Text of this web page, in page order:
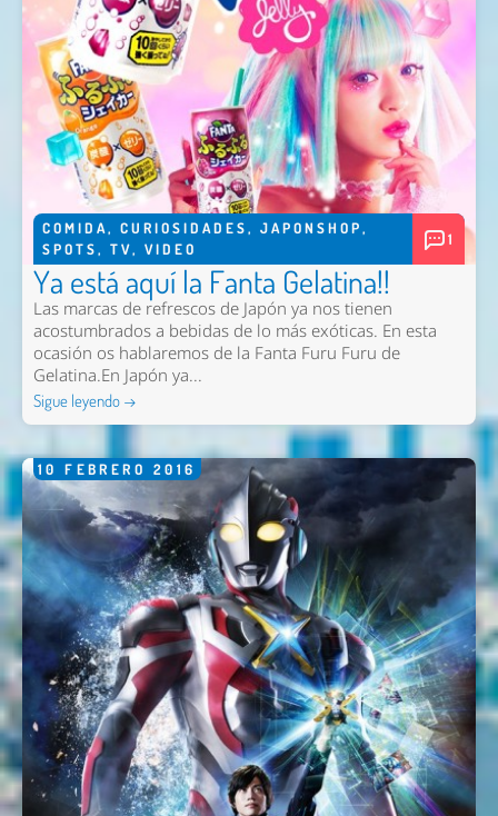
COMIDA, CURIOSIDADES, JAPONSHOP,
SPOTS, TV, VIDEO
1
Ya está aquí la Fanta Gelatina!!
Las marcas de refrescos de Japón ya nos tienen
acostumbrados a bebidas de lo más exóticas. En esta
ocasión os hablaremos de la Fanta Furu Furu de
Gelatina.En Japón ya...
Sigue leyendo →
10 FEBRERO 2016